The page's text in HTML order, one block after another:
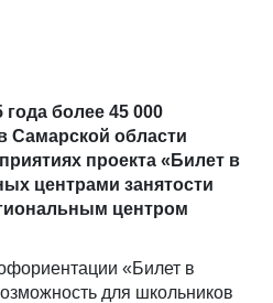
более 45 000
Самарской области
проекта «Билет в
центрами занятости
центром
«Билет в
для школьников